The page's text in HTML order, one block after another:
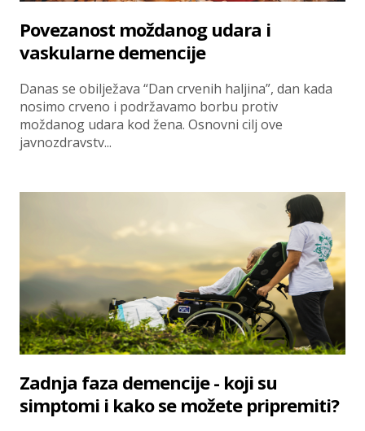
Povezanost moždanog udara i
vaskularne demencije
Danas se obilježava “Dan crvenih haljina”, dan kada
nosimo crveno i podržavamo borbu protiv
moždanog udara kod žena. Osnovni cilj ove
javnozdravstv...
Zadnja faza demencije - koji su
simptomi i kako se možete pripremiti?